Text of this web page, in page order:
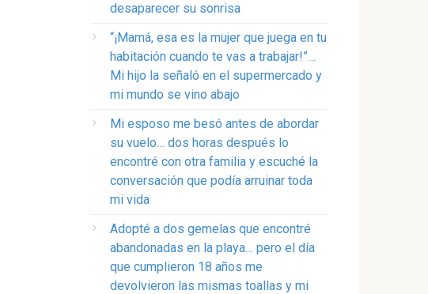
desaparecer su sonrisa
“¡Mamá, esa es la mujer que juega en tu
habitación cuando te vas a trabajar!”…
Mi hijo la señaló en el supermercado y
mi mundo se vino abajo
Mi esposo me besó antes de abordar
su vuelo… dos horas después lo
encontré con otra familia y escuché la
conversación que podía arruinar toda
mi vida
Adopté a dos gemelas que encontré
abandonadas en la playa… pero el día
que cumplieron 18 años me
devolvieron las mismas toallas y mi